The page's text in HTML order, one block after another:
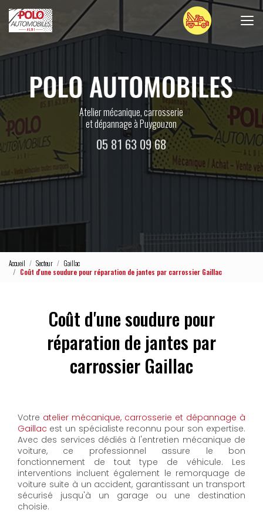
au
contenu
Atelier mécanique, carrosserie
et dépannage à Puygouzon
05 81 63 09 68
Accueil Secteur
Gaillac
Coût d'une soudure pour réparation de jantes par carrossier Gaillac
Coût d'une soudure pour
réparation de jantes par
carrossier Gaillac
Votre atelier mécanique, carrosserie et dépannage à
Gaillac est un spécialiste reconnu pour son expertise.
Avec des services dédiés à l'entretien mécanique de
voiture, ce professionnel assure le bon
fonctionnement de tout type de véhicule. Les
interventions incluent également le remorquage de
voiture suite à un accident, garantissant un transport
sécurisé jusqu'à un garage ou une destination
choisie.